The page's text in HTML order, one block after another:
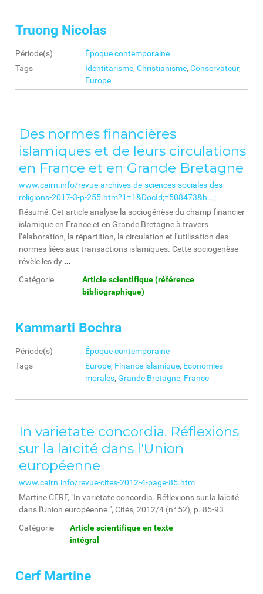
Truong Nicolas
Période(s)
Époque contemporaine
Tags
Identitarisme, Christianisme, Conservateur,
Europe
Des normes financières
islamiques et de leurs circulations
en France et en Grande Bretagne
www.cairn.info/revue-archives-de-sciences-sociales-des-
religions-2017-3-p-255.htm?1=1&DocId;=508473&h...;
Résumé: Cet article analyse la sociogénèse du champ financier
islamique en France et en Grande Bretagne à travers
l’élaboration, la répartition, la circulation et l’utilisation des
normes liées aux transactions islamiques. Cette sociogenèse
révèle les dy ...
Catégorie
Article scientifique (référence
bibliographique)
Kammarti Bochra
Période(s)
Époque contemporaine
Tags
Europe, Finance islamique, Economies
morales, Grande Bretagne, France
In varietate concordia. Réflexions
sur la laïcité dans l'Union
européenne
www.cairn.info/revue-cites-2012-4-page-85.htm
Martine CERF, "In varietate concordia. Réflexions sur la laïcité
dans l'Union européenne ", Cités, 2012/4 (n° 52), p. 85-93
Catégorie
Article scientifique en texte
intégral
Cerf Martine